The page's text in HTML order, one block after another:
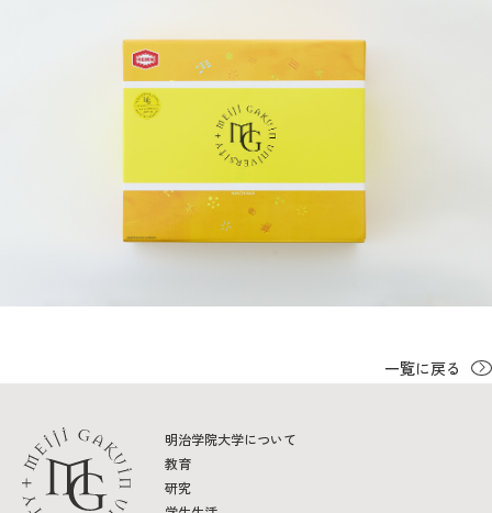
一覧に戻る
明治学院大学について
教育
研究